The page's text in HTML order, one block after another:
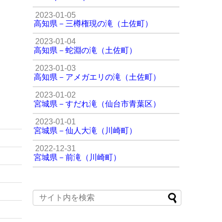
2023-01-05
高知県－三樽権現の滝（土佐町）
2023-01-04
高知県－蛇淵の滝（土佐町）
2023-01-03
高知県－アメガエリの滝（土佐町）
2023-01-02
宮城県－すだれ滝（仙台市青葉区）
2023-01-01
宮城県－仙人大滝（川崎町）
2022-12-31
宮城県－前滝（川崎町）